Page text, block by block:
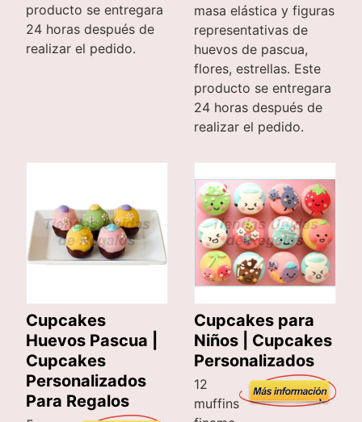
producto se entregara
24 horas después de
realizar el pedido.
masa elástica y figuras
representativas de
huevos de pascua,
flores, estrellas. Este
producto se entregara
24 horas después de
realizar el pedido.
Cupcakes
Huevos Pascua |
Cupcakes
Personalizados
Para Regalos
Cupcakes para
Niños | Cupcakes
Personalizados
12
muffins